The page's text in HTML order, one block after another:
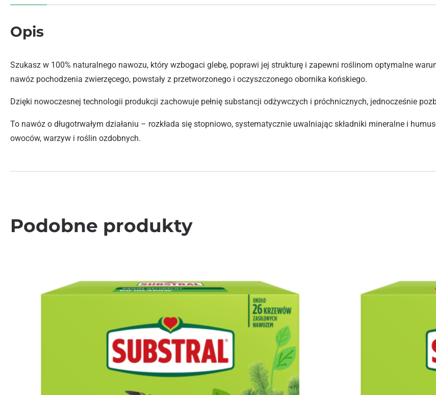
Opis
Szukasz w 100% naturalnego nawozu, który wzbogaci glebę, poprawi jej strukturę i zapewni roślinom optymalne
nawóz pochodzenia zwierzęcego, powstały z przetworzonego i oczyszczonego obornika końskiego.
Dzięki nowoczesnej technologii produkcji zachowuje pełnię substancji odżywczych i próchnicznych, jednocześnie
To nawóz o długotrwałym działaniu – rozkłada się stopniowo, systematycznie uwalniając składniki mineralne i
owoców, warzyw i roślin ozdobnych.
Podobne produkty